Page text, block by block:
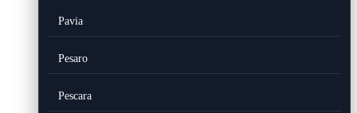
Pavia
Pesaro
Pescara